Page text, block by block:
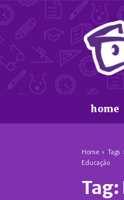
home
Home Tags
Educação
Tag: